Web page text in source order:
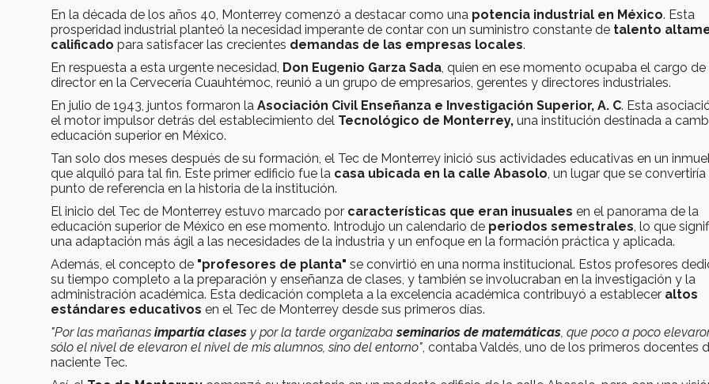
En la década de los años 40, Monterrey comenzó a destacar como una potencia industrial en México. Esta
prosperidad industrial planteó la necesidad imperante de contar con un suministro constante de talento
calificado para satisfacer las crecientes demandas de las empresas locales.
En respuesta a esta urgente necesidad, Don Eugenio Garza Sada, quien en ese momento ocupaba el cargo de
director en la Cervecería Cuauhtémoc, reunió a un grupo de empresarios, gerentes y directores industriales.
En julio de 1943, juntos formaron la Asociación Civil Enseñanza e Investigación Superior, A. C. Esta
el motor impulsor detrás del establecimiento del Tecnológico de Monterrey, una institución destinada a
educación superior en México.
Tan solo dos meses después de su formación, el Tec de Monterrey inició sus actividades educativas en un
que alquiló para tal fin. Este primer edificio fue la casa ubicada en la calle Abasolo, un lugar que se convertiría
punto de referencia en la historia de la institución.
El inicio del Tec de Monterrey estuvo marcado por características que eran inusuales en el panorama de la
educación superior de México en ese momento. Introdujo un calendario de periodos semestrales, lo que
una adaptación más ágil a las necesidades de la industria y un enfoque en la formación práctica y aplicada.
Además, el concepto de "profesores de planta" se convirtió en una norma institucional. Estos profesores
su tiempo completo a la preparación y enseñanza de clases, y también se involucraban en la investigación y la
administración académica. Esta dedicación completa a la excelencia académica contribuyó a establecer altos
estándares educativos en el Tec de Monterrey desde sus primeros días.
"Por las mañanas impartía clases y por la tarde organizabaseminarios de matemáticas, que poco a poco
sólo el nivel de elevaron el nivel de mis alumnos, sino del entorno", contaba Valdés, uno de los primeros docentes
naciente Tec.